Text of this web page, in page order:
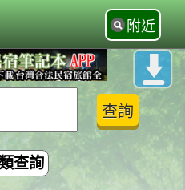
附近
查詢